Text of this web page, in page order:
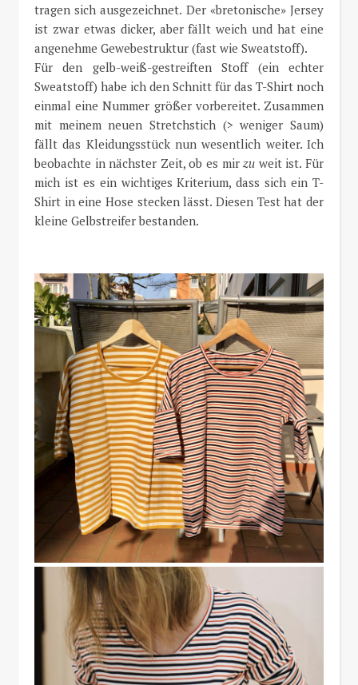
tragen sich ausgezeichnet. Der «bretonische» Jersey
ist zwar etwas dicker, aber fällt weich und hat eine
angenehme Gewebestruktur (fast wie Sweatstoff).
Für den gelb-weiß-gestreiften Stoff (ein echter
Sweatstoff) habe ich den Schnitt für das T-Shirt noch
einmal eine Nummer größer vorbereitet. Zusammen
mit meinem neuen Stretchstich (> weniger Saum)
fällt das Kleidungsstück nun wesentlich weiter. Ich
beobachte in nächster Zeit, ob es mirzu weit ist. Für
mich ist es ein wichtiges Kriterium, dass sich ein T-
Shirt in eine Hose stecken lässt. Diesen Test hat der
kleine Gelbstreifer bestanden.